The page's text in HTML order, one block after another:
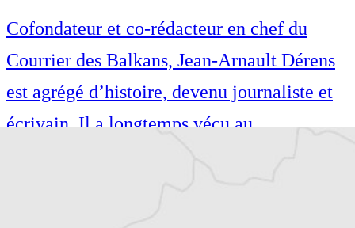
Cofondateur et co-rédacteur en chef du
Courrier des Balkans, Jean-Arnault Dérens
est agrégé d’histoire, devenu journaliste et
écrivain. Il a longtemps vécu au